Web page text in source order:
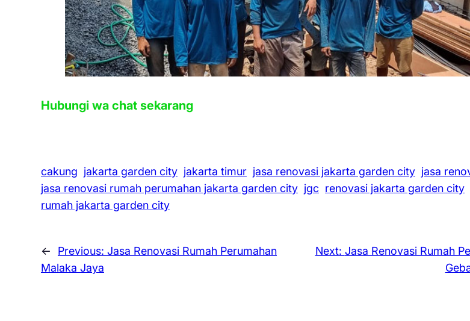
Hubungi wa chat sekarang
cakung jakarta garden city jakarta timur jasa renovasi jakarta garden city jasa
jasa renovasi rumah perumahan jakarta garden city jgc renovasi jakarta garden city
rumah jakarta garden city
← Previous: Jasa Renovasi Rumah Perumahan
Malaka Jaya
Next: Jasa Renovasi Rumah